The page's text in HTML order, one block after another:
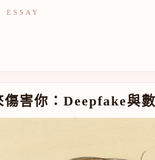
傷害你：Deepfake與
DEEPFAKE與數位性暴力的心